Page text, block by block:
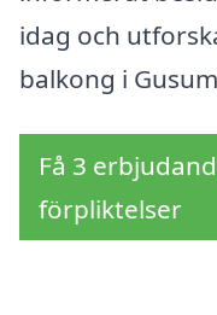
idag och
balkong i
Få 3
förpliktelser